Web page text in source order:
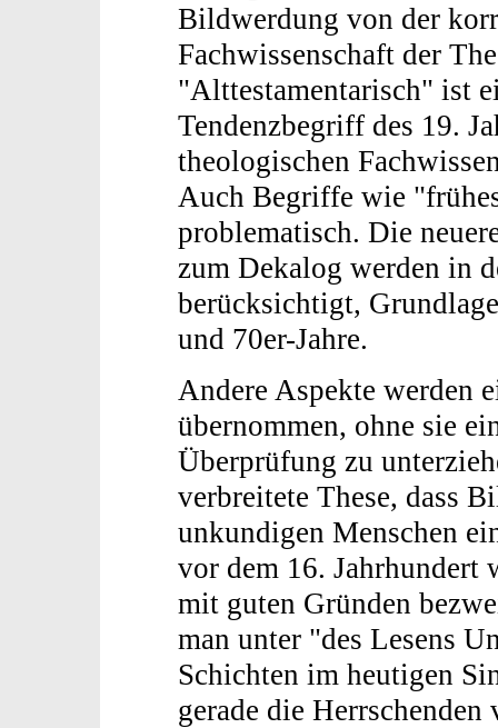
Bildwerdung von der
Fachwissenschaft der
"Alttestamentarisch" ist
Tendenzbegriff des 19.
theologischen
Auch Begriffe wie
problematisch. Die
zum Dekalog werden in
berücksichtigt,
und 70er-Jahre.
Andere Aspekte werden
übernommen, ohne sie
Überprüfung zu
verbreitete These, dass
unkundigen Menschen
vor dem 16.
mit guten Gründen
man unter "des Lesens
Schichten im heutigen
gerade die